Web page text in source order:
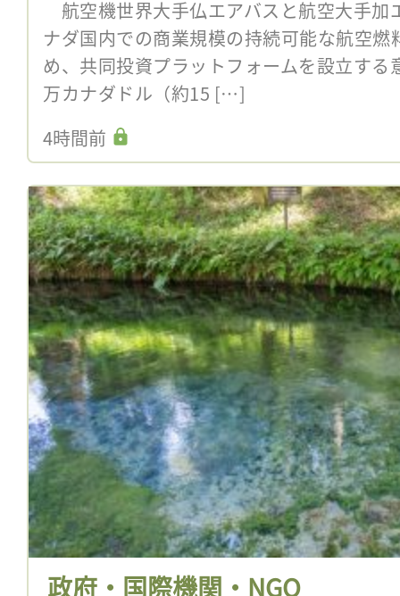
航空機世界大手仏エアバスと航空大手加
ナダ国内での商業規模の持続可能な航空燃
め、共同投資プラットフォームを設立す
万カナダドル（約15 […]
4時間前
政府・国際機関・NGO